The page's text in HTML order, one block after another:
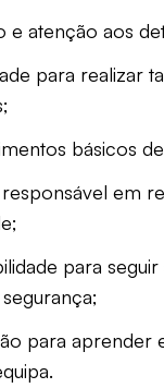
e atenção aos
para realizar
básicos
em
para
para aprender